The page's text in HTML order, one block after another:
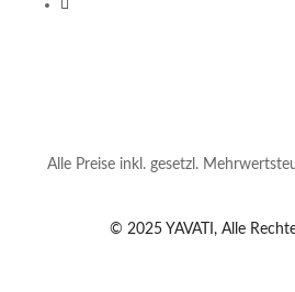
Alle Preise inkl. gesetzl.
© 2025 YAVATI, Alle